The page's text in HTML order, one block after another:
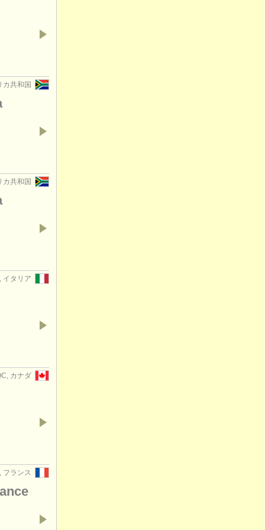
カ共和国
カ共和国
イタリア
カナダ
フランス